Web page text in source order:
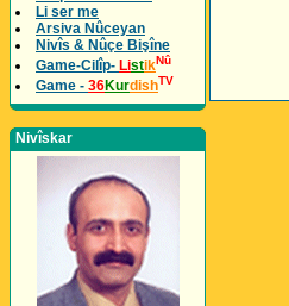
Li ser me
Arsiva Nûceyan
Nivîs & Nûçe Bişîne
Game-Cilîp- ListikNû
Game - 36KurdishTV
Nivîskar